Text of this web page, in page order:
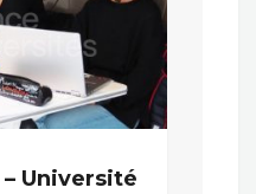
Université